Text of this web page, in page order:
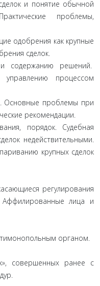
и понятие обычной
проблемы,
одобрения как крупные
сделок.
решений.
управлению процессом
Основные проблемы при
рекомендации.
порядок. Судебная
недействительными.
крупных сделок
регулирования
лица и
органом.
совершенных ранее с